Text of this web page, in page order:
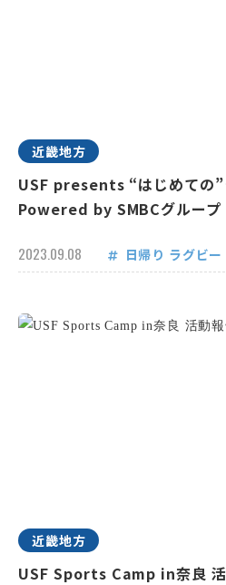
近畿地方
USF presents “はじめての
Powered by SMBCグループ
2023.09.08 日帰り ラグビー
近畿地方
USF Sports Camp in奈良 活